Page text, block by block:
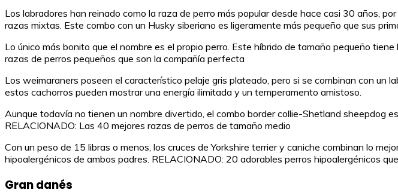
Los labradores han reinado como la raza de perro más popular desde hace casi 30 años,
razas mixtas. Este combo con un Husky siberiano es ligeramente más pequeño que sus
Lo único más bonito que el nombre es el propio perro. Este híbrido de tamaño pequeño
razas de perros pequeños que son la compañía perfecta
Los weimaraners poseen el característico pelaje gris plateado, pero si se combinan con un
estos cachorros pueden mostrar una energía ilimitada y un temperamento amistoso.
Aunque todavía no tienen un nombre divertido, el combo border collie-Shetland sheepdog
RELACIONADO: Las 40 mejores razas de perros de tamaño medio
Con un peso de 15 libras o menos, los cruces de Yorkshire terrier y caniche combinan lo
hipoalergénicos de ambos padres. RELACIONADO: 20 adorables perros hipoalergénicos
Gran danés